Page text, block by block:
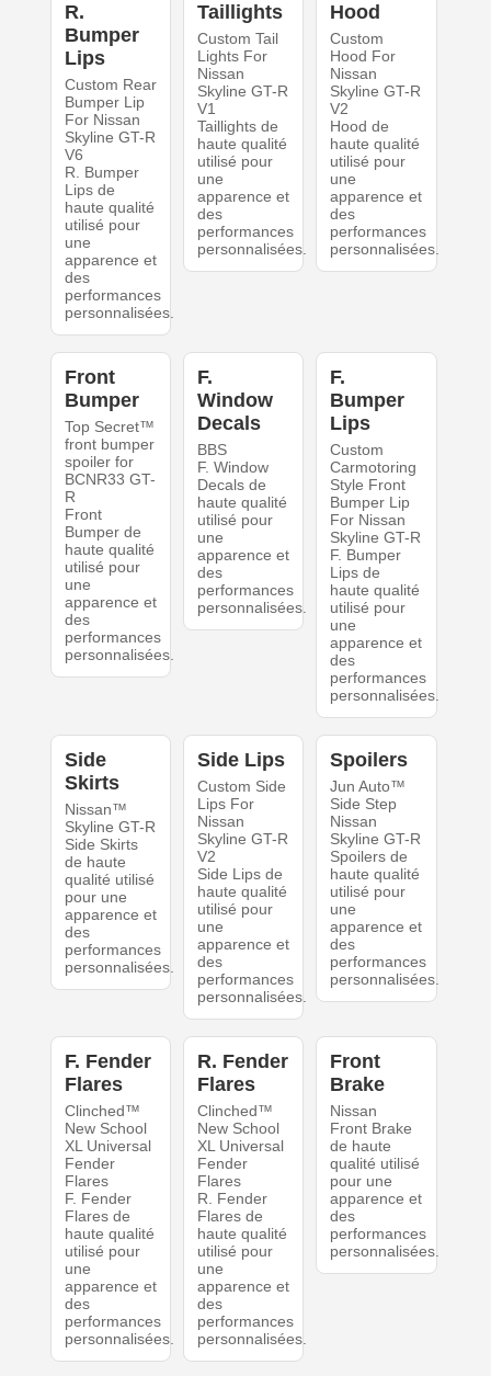
R.
Bumper
Lips
Custom Rear
Bumper Lip
For Nissan
Skyline GT-R
V6
R. Bumper
Lips de
haute qualité
utilisé pour
une
apparence et
des
performances
personnalisées.
Taillights
Custom Tail
Lights For
Nissan
Skyline GT-R
V1
Taillights de
haute qualité
utilisé pour
une
apparence et
des
performances
personnalisées.
Hood
Custom
Hood For
Nissan
Skyline GT-R
V2
Hood de
haute qualité
utilisé pour
une
apparence et
des
performances
personnalisées.
Front
Bumper
Top Secret™
front bumper
spoiler for
BCNR33 GT-
R
Front
Bumper de
haute qualité
utilisé pour
une
apparence et
des
performances
personnalisées.
F.
Window
Decals
BBS
F. Window
Decals de
haute qualité
utilisé pour
une
apparence et
des
performances
personnalisées.
F.
Bumper
Lips
Custom
Carmotoring
Style Front
Bumper Lip
For Nissan
Skyline GT-R
F. Bumper
Lips de
haute qualité
utilisé pour
une
apparence et
des
performances
personnalisées.
Side
Skirts
Nissan™
Skyline GT-R
Side Skirts
de haute
qualité utilisé
pour une
apparence et
des
performances
personnalisées.
Side Lips
Custom Side
Lips For
Nissan
Skyline GT-R
V2
Side Lips de
haute qualité
utilisé pour
une
apparence et
des
performances
personnalisées.
Spoilers
Jun Auto™
Side Step
Nissan
Skyline GT-R
Spoilers de
haute qualité
utilisé pour
une
apparence et
des
performances
personnalisées.
F. Fender
Flares
Clinched™
New School
XL Universal
Fender
Flares
F. Fender
Flares de
haute qualité
utilisé pour
une
apparence et
des
performances
personnalisées.
R. Fender
Flares
Clinched™
New School
XL Universal
Fender
Flares
R. Fender
Flares de
haute qualité
utilisé pour
une
apparence et
des
performances
personnalisées.
Front
Brake
Nissan
Front Brake
de haute
qualité utilisé
pour une
apparence et
des
performances
personnalisées.